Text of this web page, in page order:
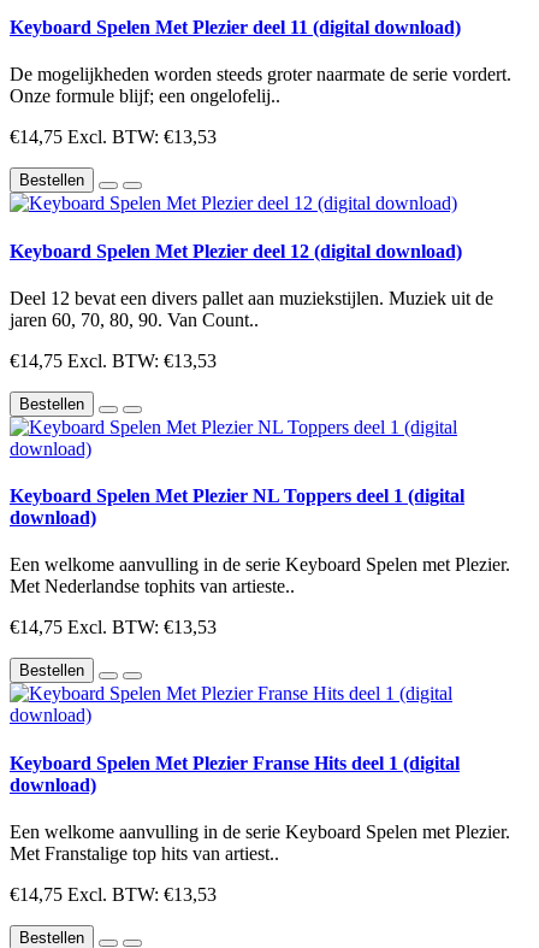
Keyboard Spelen Met Plezier deel 11 (digital download)
De mogelijkheden worden steeds groter naarmate de serie vordert.
Onze formule blijf; een ongelofelij..
€14,75 Excl. BTW: €13,53
Bestellen
Keyboard Spelen Met Plezier deel 12 (digital download)
Deel 12 bevat een divers pallet aan muziekstijlen. Muziek uit de
jaren 60, 70, 80, 90. Van Count..
€14,75 Excl. BTW: €13,53
Bestellen
Keyboard Spelen Met Plezier NL Toppers deel 1 (digital
download)
Een welkome aanvulling in de serie Keyboard Spelen met Plezier.
Met Nederlandse tophits van artieste..
€14,75 Excl. BTW: €13,53
Bestellen
Keyboard Spelen Met Plezier Franse Hits deel 1 (digital
download)
Een welkome aanvulling in de serie Keyboard Spelen met Plezier.
Met Franstalige top hits van artiest..
€14,75 Excl. BTW: €13,53
Bestellen